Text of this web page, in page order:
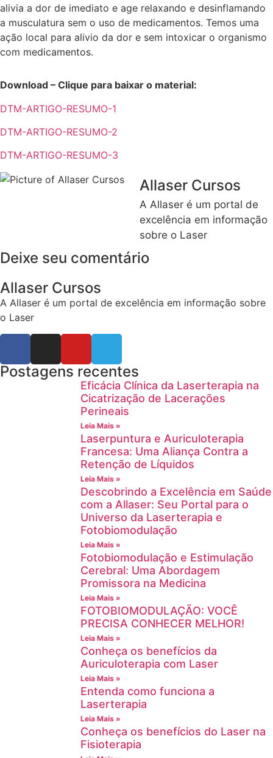
alivia a dor de imediato e age relaxando e desinflamando
a musculatura sem o uso de medicamentos. Temos uma
ação local para alivio da dor e sem intoxicar o organismo
com medicamentos.
Download – Clique para baixar o material:
DTM-ARTIGO-RESUMO-1
DTM-ARTIGO-RESUMO-2
DTM-ARTIGO-RESUMO-3
Allaser Cursos
A Allaser é um portal de
excelência em informação
sobre o Laser
Deixe seu comentário
Allaser Cursos
A Allaser é um portal de excelência em informação sobre
o Laser
Postagens recentes
Eficácia Clínica da Laserterapia na
Cicatrização de Lacerações
Perineais
Leia Mais »
Laserpuntura e Auriculoterapia
Francesa: Uma Aliança Contra a
Retenção de Líquidos
Leia Mais »
Descobrindo a Excelência em Saúde
com a Allaser: Seu Portal para o
Universo da Laserterapia e
Fotobiomodulação
Leia Mais »
Fotobiomodulação e Estimulação
Cerebral: Uma Abordagem
Promissora na Medicina
Leia Mais »
FOTOBIOMODULAÇÃO: VOCÊ
PRECISA CONHECER MELHOR!
Leia Mais »
Conheça os benefícios da
Auriculoterapia com Laser
Leia Mais »
Entenda como funciona a
Laserterapia
Leia Mais »
Conheça os benefícios do Laser na
Fisioterapia